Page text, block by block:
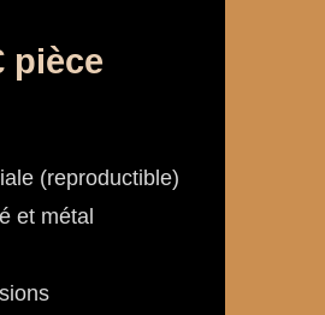
pièce
(reproductible)
et métal